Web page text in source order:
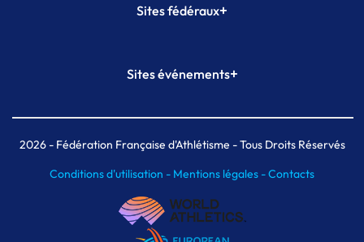
Sites fédéraux+
Plateforme Formation
Sites événements+
Meeting de Paris indoor
MAIF Ekiden de Paris
2026- Fédération Française d'Athlétisme - Tous Droits Réservés
Conditions d'utilisation - Mentions légales -Contacts